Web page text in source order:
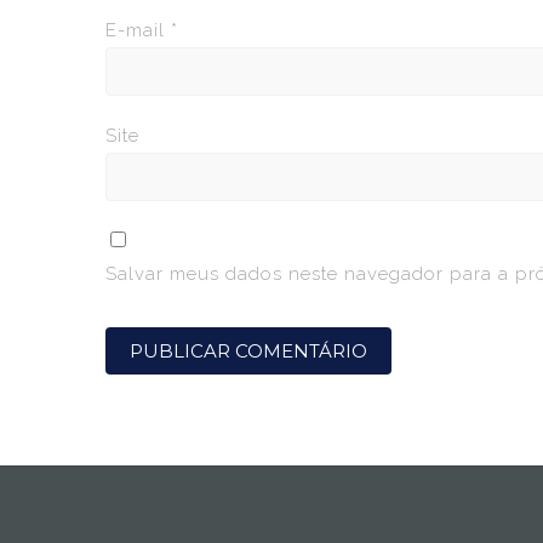
E-mail *
Site
Salvar meus dados neste navegador para a